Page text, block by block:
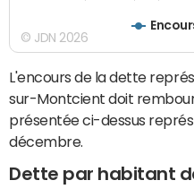
© JDN 2026
L'encours de la dette
sur-Montcient doit
présentée ci-dessus
décembre.
Dette par habitant